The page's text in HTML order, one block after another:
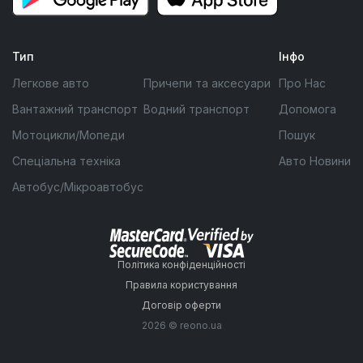
Тип
Легкове авто
Вантажний транспорт
Мотоцикли/Мопеди
Спеціальна техніка
Автобус/Мікроавтобус
Причепи та аксесуари
Водний транспорт
Інфо
Про Нас
Допомога
Пошук
Авто Новини
Політика конфіденційності
Правила користування
Договір оферти
2026 © reono.ua